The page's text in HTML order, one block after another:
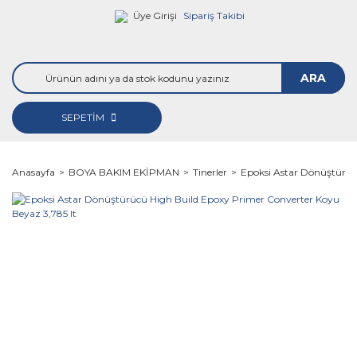
Üye Girişi Sipariş Takibi
ARA
SEPETİM
Anasayfa BOYA BAKIM EKİPMAN Tinerler Epoksi Astar